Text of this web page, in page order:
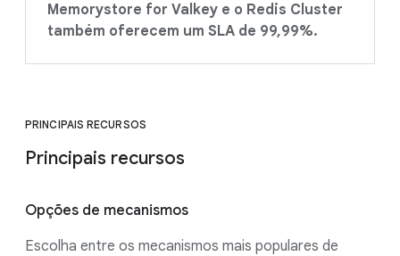
Memorystore for Valkey e o Redis Cluster
também oferecem um SLA de 99,99%.
PRINCIPAIS RECURSOS
Principais recursos
Opções de mecanismos
Escolha entre os mecanismos mais populares de